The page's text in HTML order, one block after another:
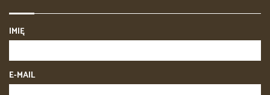
IMIĘ
E-MAIL